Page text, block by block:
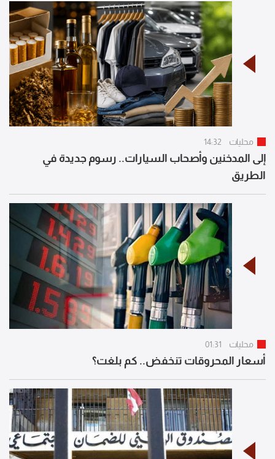
محليات 14:32
إلى المدخنين وأصحاب السيارات.. رسوم جديدة في
الطريق
محليات 01:31
أسعار المحروقات تنخفض.. كم بلغت؟